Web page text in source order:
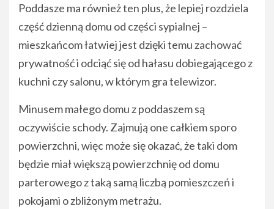
Poddasze ma również ten plus, że lepiej rozdziela
część dzienną domu od części sypialnej –
mieszkańcom łatwiej jest dzięki temu zachować
prywatność i odciąć się od hałasu dobiegającego z
kuchni czy salonu, w którym gra telewizor.
Minusem małego domu z poddaszem są
oczywiście schody. Zajmują one całkiem sporo
powierzchni, więc może się okazać, że taki dom
będzie miał większą powierzchnię od domu
parterowego z taką samą liczbą pomieszczeń i
pokojami o zbliżonym metrażu.